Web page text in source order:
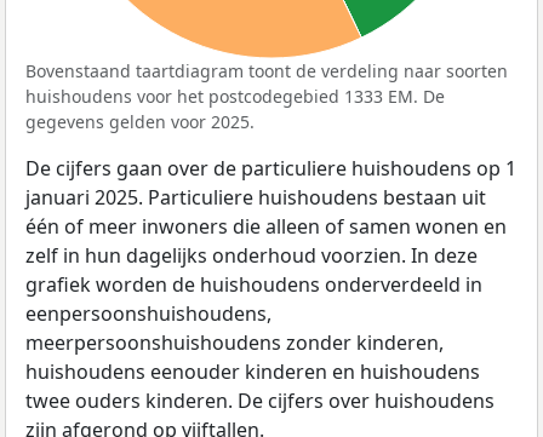
Bovenstaand taartdiagram toont de verdeling naar soorten
huishoudens voor het postcodegebied 1333 EM. De
gegevens gelden voor 2025.
De cijfers gaan over de particuliere huishoudens op 1
januari 2025. Particuliere huishoudens bestaan uit
één of meer inwoners die alleen of samen wonen en
zelf in hun dagelijks onderhoud voorzien. In deze
grafiek worden de huishoudens onderverdeeld in
eenpersoonshuishoudens,
meerpersoonshuishoudens zonder kinderen,
huishoudens eenouder kinderen en huishoudens
twee ouders kinderen. De cijfers over huishoudens
zijn afgerond op vijftallen.